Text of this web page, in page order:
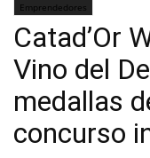
Emprendedores
Catad’Or
Vino del
medallas
concurso